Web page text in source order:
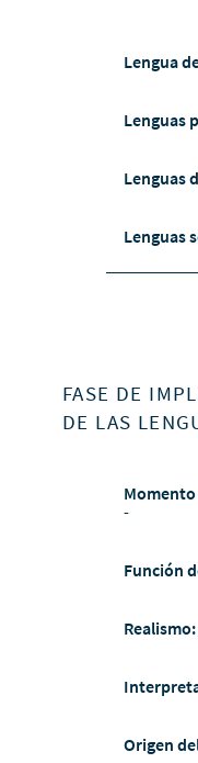
Lengua
Lenguas
Lenguas
Lenguas
FASE DE
DE LAS
-
Función
Realismo:
Origen